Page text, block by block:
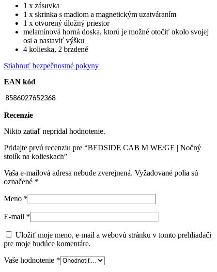
1 x zásuvka
1 x skrinka s madlom a magnetickým uzatváraním
1 x otvorený úložný priestor
melamínová horná doska, ktorú je možné otočiť okolo svojej
osi a nastaviť výšku
4 kolieska, 2 brzdené
Stiahnuť bezpečnostné pokyny
EAN kód
8586027652368
Recenzie
Nikto zatiaľ nepridal hodnotenie.
Pridajte prvú recenziu pre “BEDSIDE CAB M WE/GE | Nočný
stolík na kolieskach”
Vaša e-mailová adresa nebude zverejnená. Vyžadované polia sú
označené *
Meno *
E-mail *
Uložiť moje meno, e-mail a webovú stránku v tomto prehliadači
pre moje budúce komentáre.
Vaše hodnotenie *